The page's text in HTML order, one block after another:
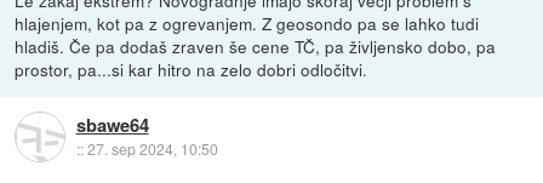
hlajenjem, kot pa z ogrevanjem. Z geosondo pa se lahko tudi
hladiš. Če pa dodaš zraven še cene TČ, pa življensko dobo, pa
prostor, pa...si kar hitro na zelo dobri odločitvi.
sbawe64
::27. sep 2024, 10:50